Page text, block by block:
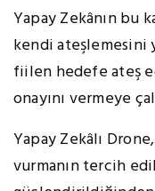
Yapay Zekânın bu
kendi ateşlemesini
fiilen hedefe ateş
onayını vermeye
Yapay Zekâlı
vurmanın tercih